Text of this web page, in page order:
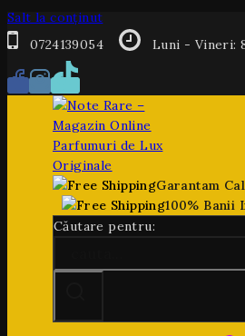
Salt la conținut
0724139054
Luni - Vineri:
Garantam
100% Banii
Căutare pentru: